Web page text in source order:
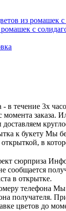
с
- в течение 3х
момента заказа.
к букету Мы
в
сюрприза
сообщается
в открытке.
телефона Мы
получателя.
цветов до